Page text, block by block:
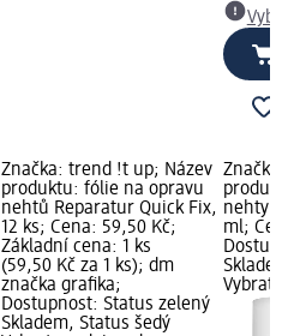
Značka: trend !t up; Název
produktu: fólie na opravu
nehtů Reparatur Quick Fix,
12 ks; Cena: 59,50 Kč;
Základní cena: 1 ks
(59,50 Kč za 1 ks); dm
značka grafika;
Dostupnost: Status zelený
Skladem, Status šedý
Značka:
nehty
ml;
Vybrat